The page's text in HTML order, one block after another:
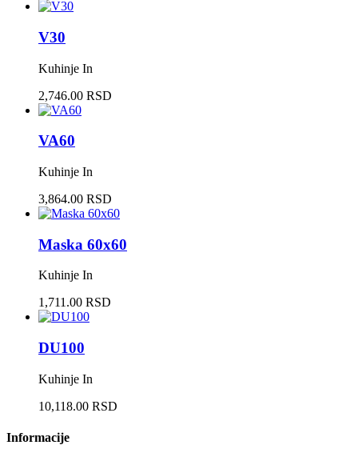
V30
Kuhinje In
2,746.00 RSD
VA60
Kuhinje In
3,864.00 RSD
Maska 60x60
Kuhinje In
1,711.00 RSD
DU100
Kuhinje In
10,118.00 RSD
Informacije